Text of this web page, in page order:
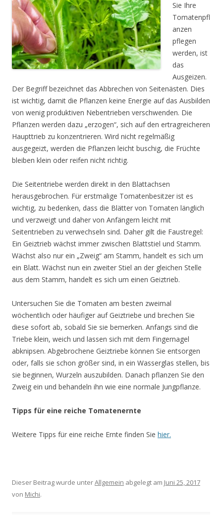
Sie Ihre
Tomatenpfl
anzen
pflegen
werden, ist
das
Ausgeizen.
Der Begriff bezeichnet das Abbrechen von Seitenästen. Dies
ist wichtig, damit die Pflanzen keine Energie auf das Ausbilden
von wenig produktiven Nebentrieben verschwenden. Die
Pflanzen werden dazu „erzogen“, sich auf den ertragreicheren
Haupttrieb zu konzentrieren. Wird nicht regelmäßig
ausgegeizt, werden die Pflanzen leicht buschig, die Früchte
bleiben klein oder reifen nicht richtig.
Die Seitentriebe werden direkt in den Blattachsen
herausgebrochen. Für erstmalige Tomatenbesitzer ist es
wichtig, zu bedenken, dass die Blätter von Tomaten länglich
und verzweigt und daher von Anfängern leicht mit
Seitentrieben zu verwechseln sind. Daher gilt die Faustregel:
Ein Geiztrieb wächst immer zwischen Blattstiel und Stamm.
Wächst also nur ein „Zweig“ am Stamm, handelt es sich um
ein Blatt. Wächst nun ein zweiter Stiel an der gleichen Stelle
aus dem Stamm, handelt es sich um einen Geiztrieb.
Untersuchen Sie die Tomaten am besten zweimal
wöchentlich oder häufiger auf Geiztriebe und brechen Sie
diese sofort ab, sobald Sie sie bemerken. Anfangs sind die
Triebe klein, weich und lassen sich mit dem Fingernagel
abknipsen. Abgebrochene Geiztriebe können Sie entsorgen
oder, falls sie schon größer sind, in ein Wasserglas stellen, bis
sie beginnen, Wurzeln auszubilden. Danach pflanzen Sie den
Zweig ein und behandeln ihn wie eine normale Jungpflanze.
Tipps für eine reiche Tomatenernte
Weitere Tipps für eine reiche Ernte finden Sie hier.
Dieser Beitrag wurde unterAllgemein abgelegt am Juni 25, 2017
von Michi.